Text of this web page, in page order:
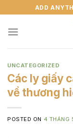
to
content
ADD
UNCATEGORIZED
Các ly giấy
về thương
POSTED ON 4 THÁNG